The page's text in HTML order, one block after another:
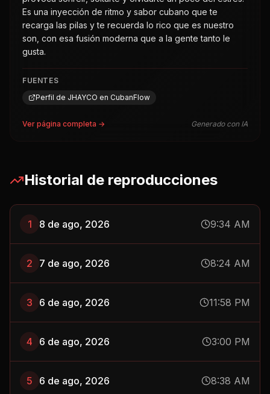
Es una inyección de ritmo y sabor cubano que te
recarga las pilas y te recuerda lo rico que es nuestro
son, con esa fusión moderna que a la gente tanto le
gusta.
FUENTES
Perfil de JHAYCO en CubanFlow
Ver página completa → Generado con IA
Historial de reproducciones
1 8 de ago, 2026 9:34 AM
2 7 de ago, 2026 8:24 AM
3 6 de ago, 2026 11:58 PM
4 6 de ago, 2026 3:00 PM
5 6 de ago, 2026 8:38 AM